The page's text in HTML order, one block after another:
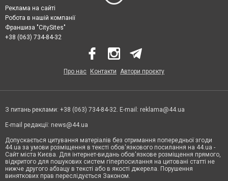
Реклама на сайті
Робота в нашій компанії
Франшиза "CitySites"
+38 (063) 734-84-32
Про нас Контакти Автори проєкту
З питань реклами: +38 (063) 734-84-32. E-mail: reklama@44.ua
E-mail редакції: news@44.ua
Допускається цитування матеріалів без отримання попередньої згоди
44.ua за умови розміщення в тексті обов'язкового посилання на 44.ua -
Сайт міста Києва. Для інтернет-видань обов'язкове розміщення прямого,
відкритого для пошукових систем гіперпосилання на цитовані статті не
нижче другого абзацу в тексті або в якості джерела. Порушення
виняткових прав переслідується Законом.